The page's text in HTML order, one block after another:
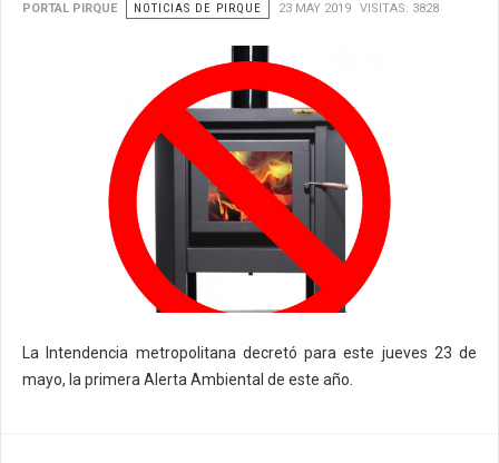
PORTAL PIRQUE NOTICIAS DE PIRQUE 23 MAY 2019 VISITAS: 3828
La Intendencia metropolitana decretó para este jueves 23 de
mayo, la primera Alerta Ambiental de este año.